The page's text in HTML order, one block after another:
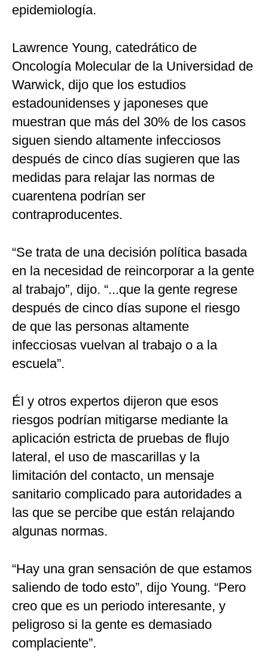
epidemiología.
Lawrence Young, catedrático de
Oncología Molecular de la Universidad de
Warwick, dijo que los estudios
estadounidenses y japoneses que
muestran que más del 30% de los casos
siguen siendo altamente infecciosos
después de cinco días sugieren que las
medidas para relajar las normas de
cuarentena podrían ser
contraproducentes.
“Se trata de una decisión política basada
en la necesidad de reincorporar a la gente
al trabajo”, dijo. “...que la gente regrese
después de cinco días supone el riesgo
de que las personas altamente
infecciosas vuelvan al trabajo o a la
escuela”.
Él y otros expertos dijeron que esos
riesgos podrían mitigarse mediante la
aplicación estricta de pruebas de flujo
lateral, el uso de mascarillas y la
limitación del contacto, un mensaje
sanitario complicado para autoridades a
las que se percibe que están relajando
algunas normas.
“Hay una gran sensación de que estamos
saliendo de todo esto”, dijo Young. “Pero
creo que es un periodo interesante, y
peligroso si la gente es demasiado
complaciente”.